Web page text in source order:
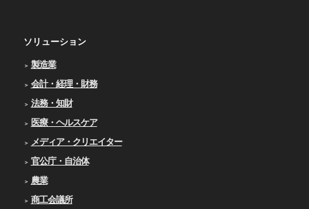
ソリューション
製造業
会計・経理・財務
法務・知財
医療・ヘルスケア
メディア・クリエイター
官公庁・自治体
農業
商工会議所